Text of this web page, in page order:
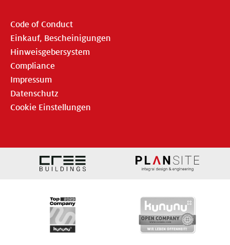
Code of Conduct
Einkauf, Bescheinigungen
Hinweisgebersystem
Compliance
Impressum
Datenschutz
Cookie Einstellungen